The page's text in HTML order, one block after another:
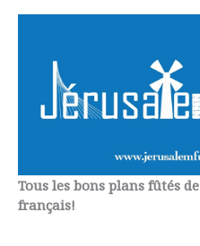
Aller
contenu
Tous les bons plans fûtés
français!